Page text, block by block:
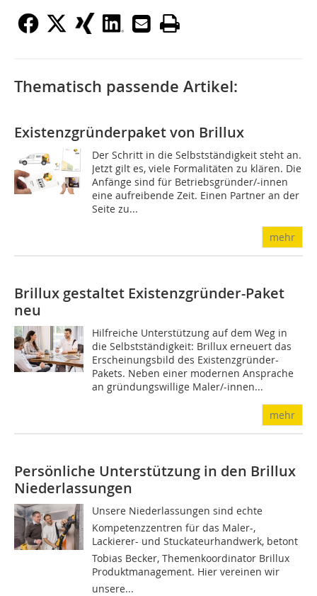
Thematisch passende Artikel:
Existenzgründerpaket von Brillux
Der Schritt in die Selbstständigkeit steht an.
Jetzt gilt es, viele Formalitäten zu klären. Die
Anfänge sind für Betriebsgründer/-innen
eine aufreibende Zeit. Einen Partner an der
Seite zu...
mehr
Brillux gestaltet Existenzgründer-Paket
neu
Hilfreiche Unterstützung auf dem Weg in
die Selbstständigkeit: Brillux erneuert das
Erscheinungsbild des Existenzgründer-
Pakets. Neben einer modernen Ansprache
an gründungswillige Maler/-innen...
mehr
Persönliche Unterstützung in den Brillux
Niederlassungen
Unsere Niederlassungen sind echte
Kompetenzzentren für das Maler-,
Lackierer- und Stuckateurhandwerk, betont
Tobias Becker, Themenkoordinator Brillux
Produktmanagement. Hier vereinen wir
unsere...